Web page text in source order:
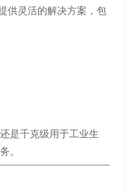
供灵活的解决方案，包
是千克级用于工业生
。